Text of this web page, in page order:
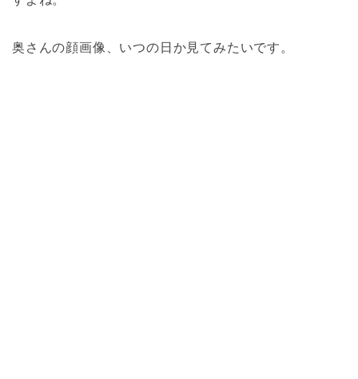
奥さんの顔画像、いつの日か見てみたいです。